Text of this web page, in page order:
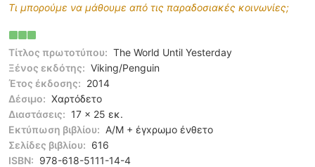
Τι μπορούμε να μάθουμε από τις παραδοσιακές κοινωνίες;
Τίτλος πρωτοτύπου: The World Until Yesterday
Ξένος εκδότης: Viking/Penguin
Έτος έκδοσης: 2014
Δέσιμο: Χαρτόδετο
Διαστάσεις: 17 x 25 εκ.
Εκτύπωση βιβλίου: Α/Μ + έγxρωμο ένθετο
Σελίδες βιβλίου: 616
ISBN: 978-618-5111-14-4